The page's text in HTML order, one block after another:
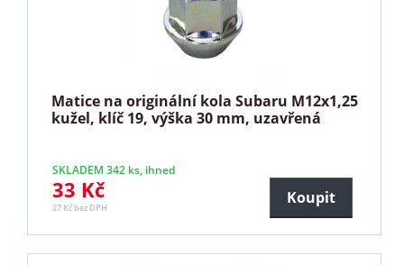
Matice na originální kola Subaru M12x1,25
kužel, klíč 19, výška 30 mm, uzavřená
SKLADEM 342 ks, ihned
33 Kč
27 Kč bez DPH
Koupit